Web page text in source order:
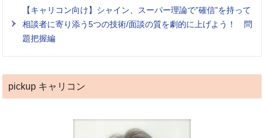
【キャリコン向け】シャイン、スーパー理論で”確信”を持って
相談者に寄り添う5つの技術/面談の質を劇的に上げよう！ 問
題把握編
pickup キャリコン